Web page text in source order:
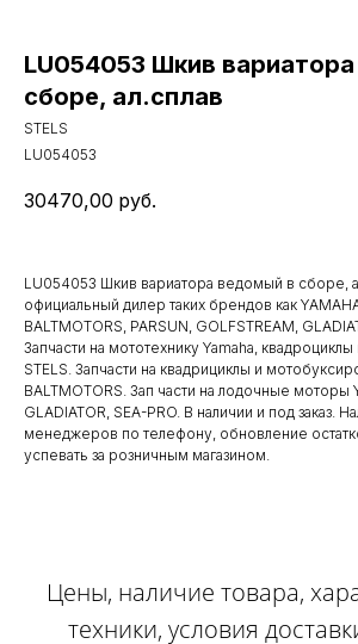
LU054053 Шкив
сборе, ал.сплав
STELS
LU054053
30470,00 руб.
LU054053 Шкив вариатора ведомый в сборе,
официальный дилер таких брендов как
BALTMOTORS, PARSUN, GOLFSTREAM,
Запчасти на мототехнику Yamaha,
STELS. Запчасти на квадрициклы и
BALTMOTORS. Зап части на лодочные моторы
GLADIATOR, SEA-PRO. В наличии и под заказ.
менеджеров по телефону, обновление
успевать за розничным магазином.
Цены, наличие товара,
техники, условия